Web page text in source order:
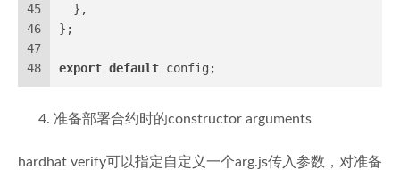
45
46
47
48
  },
};
export default config;
准备部署合约时的constructor arguments
hardhat verify可以指定自定义一个arg.js传入参数，对准备